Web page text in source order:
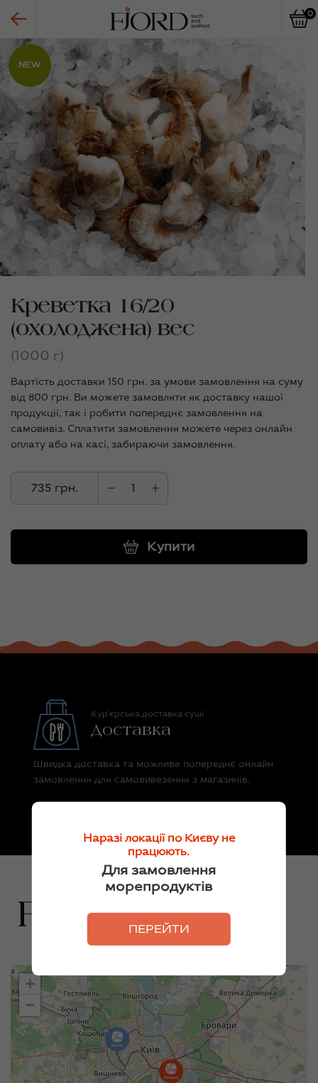
0
Наразі локації по Києву не
працюють.
Для замовлення
морепродуктів
ПЕРЕЙТИ
NEW
Креветка 16/20
(охолоджена) вес
(1000 г)
Вартість доставки 150 грн. за умови замовлення на суму
від 800 грн. Ви можете замовляти як доставку нашої
продукції, так і робити попереднє замовлення на
самовивіз. Сплатити замовлення можете через онлайн
оплату або на касі, забираючи замовлення.
735 грн.
Купити
Кур'єрська доставка суші
Доставка
Швидка доставка та можливе попереднє онлайн
замовлення для самовивезення з магазинів.
+
−